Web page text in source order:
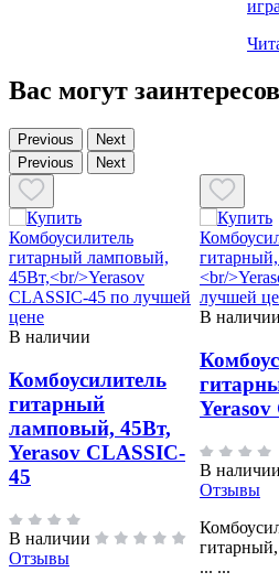
Вас могут
Previous
Next
Previous
Next
В наличии
Комбоусилитель
гитарный
ламповый, 45Вт,
Yerasov CLASSIC-
45
В наличии
Отзывы
В наличии
Yerasov
В наличии
Отзывы
... ...